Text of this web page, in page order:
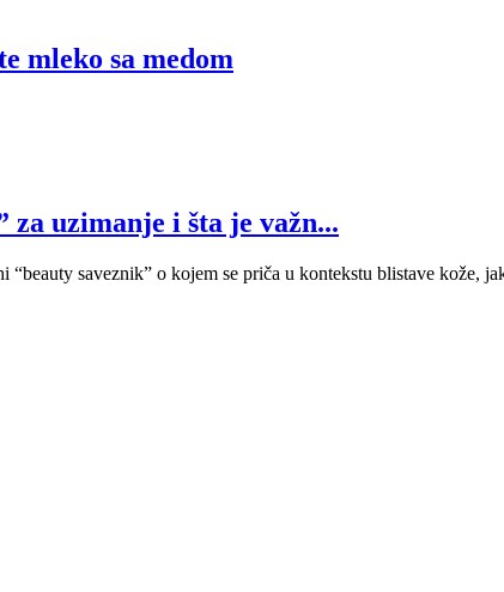
mleko sa medom
za uzimanje i šta je važn...
saveznik” o kojem se priča u kontekstu blistave kože,